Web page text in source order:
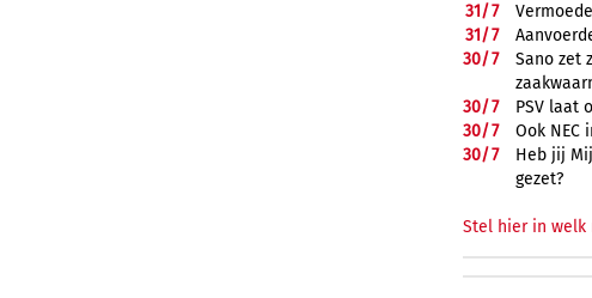
31/7
31/7
30/7
Sano zet
30/7
PSV laat
30/7
Ook NEC
30/7
Heb jij
gezet?
Stel hier in